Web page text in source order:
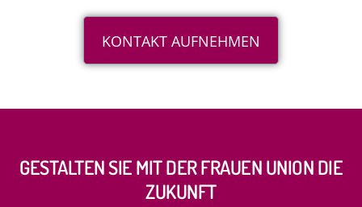
KONTAKT AUFNEHMEN
GESTALTEN SIE MIT DER FRAUEN UNION DIE
ZUKUNFT